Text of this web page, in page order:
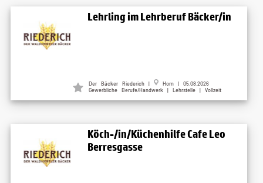
Lehrling im Lehrberuf Bäcker/in
Der Bäcker Riederich |
Horn | 05.08.2026
Gewerbliche Berufe/Handwerk | Lehrstelle | Vollzeit
Köch-/in/Küchenhilfe Cafe Leo
Berresgasse